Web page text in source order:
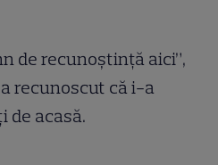
de recunoștință aici”,
recunoscut că i-a
de acasă.